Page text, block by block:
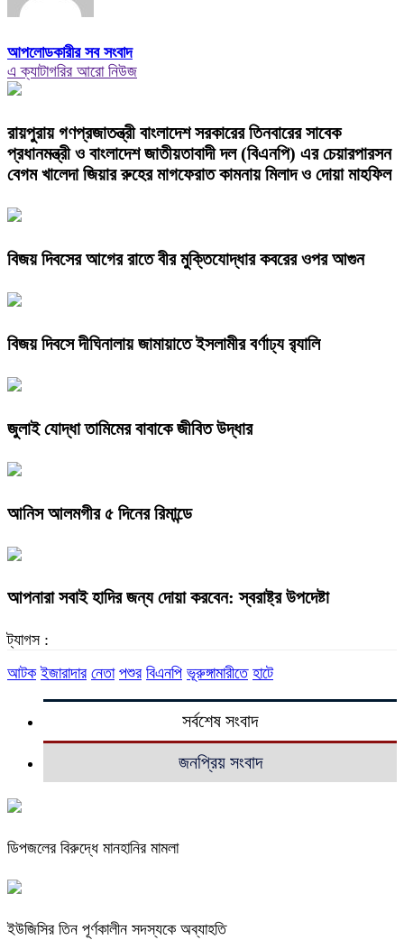
আপলোডকারীর সব সংবাদ
এ ক্যাটাগরির আরো নিউজ
রায়পুরায় গণপ্রজাতন্ত্রী বাংলাদেশ সরকারের তিনবারের সাবেক
প্রধানমন্ত্রী ও বাংলাদেশ জাতীয়তাবাদী দল (বিএনপি) এর চেয়ারপারসন
বেগম খালেদা জিয়ার রুহের মাগফেরাত কামনায় মিলাদ ও দোয়া মাহফিল
বিজয় দিবসের আগের রাতে বীর মুক্তিযোদ্ধার কবরের ওপর আগুন
বিজয় দিবসে দীঘিনালায় জামায়াতে ইসলামীর বর্ণাঢ্য র‍্যালি
জুলাই যোদ্ধা তামিমের বাবাকে জীবিত উদ্ধার
আনিস আলমগীর ৫ দিনের রিমান্ডে
আপনারা সবাই হাদির জন্য দোয়া করবেন: স্বরাষ্ট্র উপদেষ্টা
ট্যাগস :
আটক ইজারাদার নেতা পশুর বিএনপি ভূরুঙ্গামারীতে হাটে
সর্বশেষ সংবাদ
জনপ্রিয় সংবাদ
ডিপজলের বিরুদ্ধে মানহানির মামলা
ইউজিসির তিন পূর্ণকালীন সদস্যকে অব্যাহতি